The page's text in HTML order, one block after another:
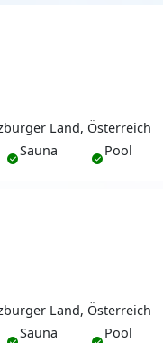
Land, Österreich
Sauna Pool
Land, Österreich
Sauna Pool